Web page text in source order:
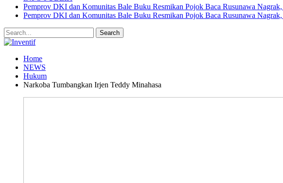
Pemprov DKI dan Komunitas Bale Buku Resmikan Pojok Baca Rusunawa
Pemprov DKI dan Komunitas Bale Buku Resmikan Pojok Baca Rusunawa
Home
NEWS
Hukum
Narkoba Tumbangkan Irjen Teddy Minahasa